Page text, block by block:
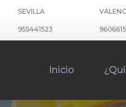
SEVILLA
955441523
Inicio